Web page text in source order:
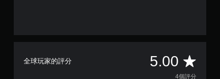
全球玩家的評分 5.00 平
4個評分